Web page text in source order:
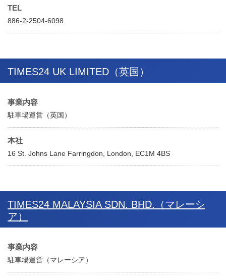
TEL
886-2-2504-6098
TIMES24 UK LIMITED（英国）
事業内容
駐車場運営（英国）
本社
16 St. Johns Lane Farringdon, London, EC1M 4BS
TIMES24 MALAYSIA SDN. BHD.（マレーシ
ア）
事業内容
駐車場運営（マレーシア）